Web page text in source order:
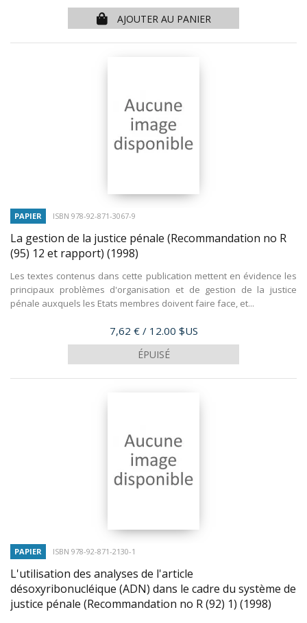
AJOUTER AU PANIER
PAPIER ISBN 978-92-871-3067-9
La gestion de la justice pénale (Recommandation no R
(95) 12 et rapport) (1998)
Les textes contenus dans cette publication mettent en évidence les
principaux problèmes d'organisation et de gestion de la justice
pénale auxquels les Etats membres doivent faire face, et...
Prix
7,62 € / 12.00 $US
ÉPUISÉ
PAPIER ISBN 978-92-871-2130-1
L'utilisation des analyses de l'article
désoxyribonucléique (ADN) dans le cadre du système de
justice pénale (Recommandation no R (92) 1) (1998)